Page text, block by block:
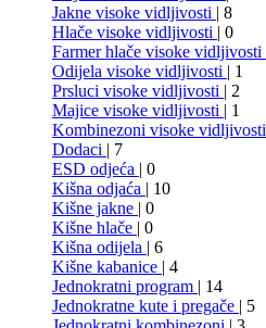
Jakne visoke vidljivosti | 8
Hlače visoke vidljivosti | 0
Farmer hlače visoke vidljivosti
Odijela visoke vidljivosti | 1
Prsluci visoke vidljivosti | 2
Majice visoke vidljivosti | 1
Kombinezoni visoke vidljivosti
Dodaci | 7
ESD odjeća | 0
Kišna odjaća | 10
Kišne jakne | 0
Kišne hlače | 0
Kišna odijela | 6
Kišne kabanice | 4
Jednokratni program | 14
Jednokratne kute i pregače | 5